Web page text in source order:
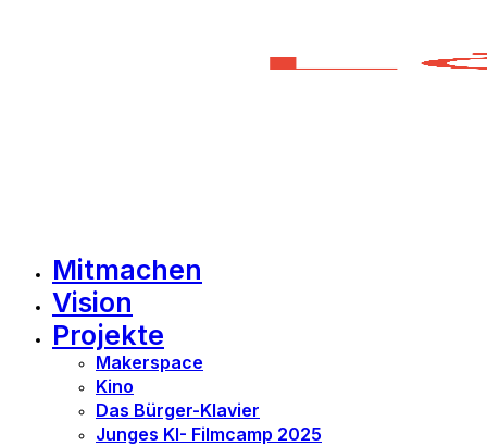
Mitmachen
Vision
Projekte
Makerspace
Kino
Das Bürger-Klavier
Junges KI- Filmcamp 2025